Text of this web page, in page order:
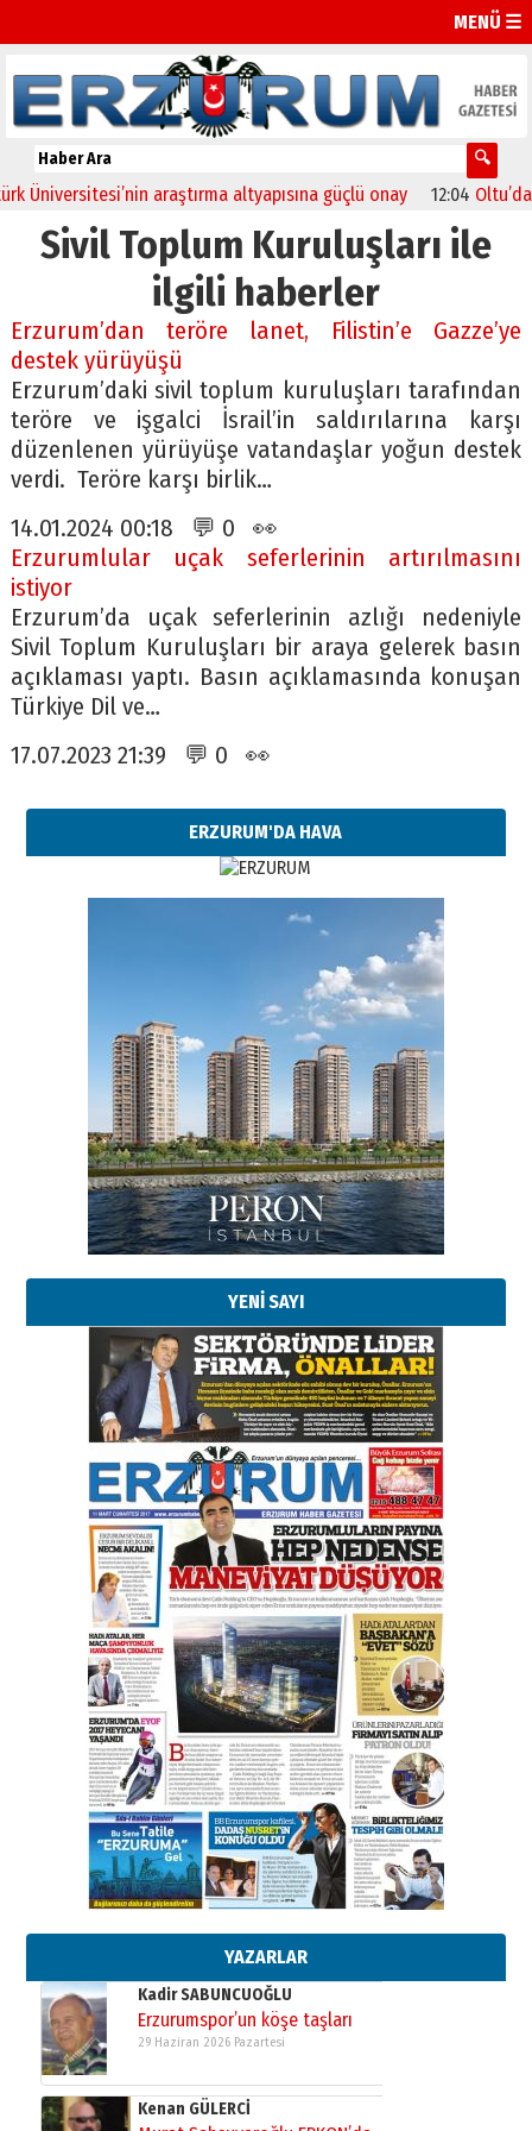
MENÜ ☰
araştırma altyapısına güçlü onay 12:04 Oltu’da
Sivil Toplum Kuruluşları ile
ilgili haberler
Erzurum’dan teröre lanet, Filistin’e Gazze’ye
destek yürüyüşü
Erzurum’daki sivil toplum kuruluşları tarafından
teröre ve işgalci İsrail’in saldırılarına karşı
düzenlenen yürüyüşe vatandaşlar yoğun destek
verdi. Teröre karşı birlik…
14.01.2024 00:18 💬 0 👀
Erzurumlular uçak seferlerinin artırılmasını
istiyor
Erzurum’da uçak seferlerinin azlığı nedeniyle
Sivil Toplum Kuruluşları bir araya gelerek basın
açıklaması yaptı. Basın açıklamasında konuşan
Türkiye Dil ve…
17.07.2023 21:39 💬 0 👀
ERZURUM'DA HAVA
YENİ SAYI
YAZARLAR
Esat BİNDESEN
Başkan Sekmen’den Erzurum’a
bir vizyon proje daha!
02 Ağustos 2026 Pazar
Kadir SABUNCUOĞLU
Erzurumspor’un köşe taşları
29 Haziran 2026 Pazartesi
Kenan GÜLERCİ
Murat Şahsuvaroğlu ERKON’da
çıtayı yukarı taşırken,
yönetimdekiler aşağı
çekmemeli!
17 Şubat 2026 SalıOrhan BOZKURT
Bir fotoğraf, bir şehir, bir
gazeteci… Dizginler kimin
elinde?
31 Mart 2026 Salı
A. Berhan Yılmaz
BİR BÖLÜM DEĞİL, BİR ÖMÜR
SEÇİYORSUNUZ… “NEDEN
ATATÜRK ÜNİVERSİTESİ?”
28 Temmuz 2026 Salı
Ahmet Gökhan YAZICI
Ahmed Yesevi’den bir Alperen…
”Reisimiz” idi… Hakka yürüdü.!
26 Mart 2026 Perşembe
Cem Bakırcı
Ardında bıraktığı hatıralarıyla
gönül adamı Faruk Terzioğlu!
13 Mayıs 2026 Çarşamba
Esat BİNDESEN
Başkan Sekmen’den Erzurum’a
02 Ağustos 2026 Pazar
Kadir SABUNCUOĞLU
Erzurumspor’un köşe taşları
29 Haziran 2026 Pazartesi
Kenan GÜLERCİ